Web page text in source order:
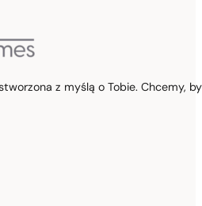
z myślą o Tobie. Chcemy,